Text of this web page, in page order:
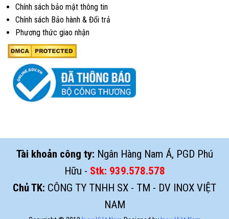
Chính sách bảo mật thông tin
Chính sách Bảo hành & Đổi trả
Phương thức giao nhận
Tài khoản công ty: Ngân Hàng Nam Á, PGD Phú
Hữu - Stk: 939.578.578
Chủ TK: CÔNG TY TNHH SX - TM - DV INOX VIỆT
NAM